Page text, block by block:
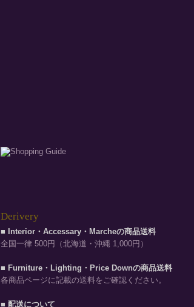
Derivery
■ Interior・Accessary・Marcheの商品送料
全国一律 500円（北海道・沖縄 1,000円）
■ Furniture・Lighting・Price Downの商品送料
各商品ページに記載の送料をご確認ください。
■ 配送について